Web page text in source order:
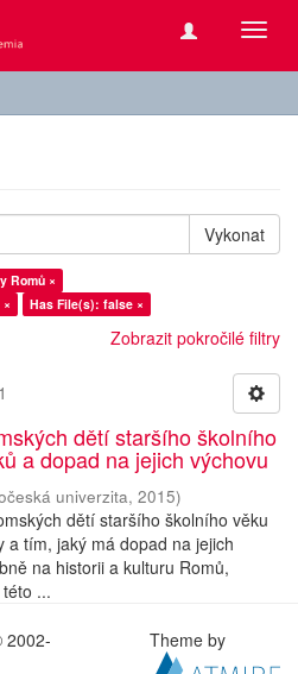
Vykonat
Romů ×
Has File(s): false ×
Zobrazit pokročilé filtry
dětí staršího školního
a dopad na jejich výchovu
univerzita, 2015)
dětí staršího školního věku
a tím, jaký má dopad na jejich
na historii a kulturu Romů,
...
2002-
Theme by